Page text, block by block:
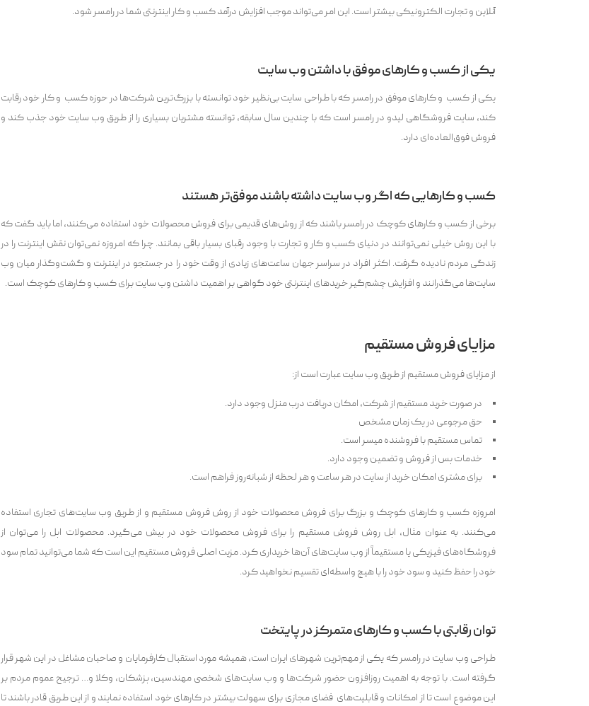
آنلاین و تجارت الکترونیکی بیشتر است. این امر می‌تواند موجب افزایش درآمد کسب ‌و کار اینترنتی شما در رامسر شود.
یکی از کسب و کار‌‌های موفق با داشتن وب سایت
یکی از کسب و کار‌‌های موفق در رامسر که با طراحی سایت بی‌نظیر خود توانسته با بزرگ‌ترین شرکت‌‌ها در حوزه کسب و کار خود رقابت
کند، سایت فروشگاهی لیدو در رامسر است که با چندین سال سابقه، توانسته مشتریان بسیاری را از طریق وب سایت خود جذب کند و
فروش فوق‌العاده‌ای دارد.
کسب و کارهایی که اگر وب سایت داشته باشند موفق‌تر هستند
برخی از کسب و کارهای کوچک در رامسر باشند که از روش‌‌های قدیمی ‌برای فروش محصولات خود استفاده می‌کنند، اما باید گفت که
با این روش خیلی نمی‌توانند در دنیای کسب و کار و تجارت با وجود رقبای بسیار باقی بمانند. چرا که امروزه نمی‌توان نقش اینترنت را در
زندگی مردم نادیده گرفت. اکثر افراد در سراسر جهان ساعت‌‌های زیادی از وقت خود را در جستجو در اینترنت و گشت‌وگذار میان وب
سایت‌‌ها می‌گذرانند و افزایش چشم‌گیر خریدهای اینترنتی خود گواهی بر اهمیت داشتن وب سایت برای کسب و کارهای کوچک است.
مزایای فروش مستقیم
از مزایای فروش مستقیم از طریق وب سایت عبارت است از:
در صورت خرید مستقیم از شرکت، امکان دریافت درب منزل وجود دارد.
حق مرجوعی در یک زمان مشخص
تماس مستقیم با فروشنده میسر است.
خدمات پس از فروش و تضمین وجود دارد.
برای مشتری امکان خرید از سایت در هر ساعت و هر لحظه از شبانه‌روز فراهم است.
امروزه کسب و کارهای کوچک و بزرگ برای فروش محصولات خود از روش فروش مستقیم و از طریق وب سایت‌‌های تجاری استفاده
می‌کنند. به عنوان مثال، اپل روش فروش مستقیم را برای فروش محصولات خود در پیش می‌گیرد. محصولات اپل را می‌توان از
فروشگاه‌‌های فیزیکی یا مستقیماً از وب سایت‌‌های آن‌ها خریداری کرد. مزیت اصلی فروش مستقیم این است که شما می‌توانید تمام سود
خود را حفظ کنید و سود خود را با هیچ واسطه‌ای تقسیم نخواهید کرد.
توان رقابتی با کسب و کارهای متمرکز در پایتخت
طراحی وب سایت در رامسر که یکی از مهم‌ترین شهر‌‌های ایران است، همیشه مورد استقبال کارفرمایان و صاحبان مشاغل در این شهر قرار
گرفته است‌‌. با توجه به اهمیت روزافزون حضور شرکت‌‌ها و وب سایت‌‌های شخصی مهندسین، پزشکان، وکلا و… ترجیح عموم مردم بر
این موضوع است تا از امکانات و قابلیت‌‌های فضای مجازی برای سهولت بیشتر در کارهای خود استفاده نمایند و از این طریق قادر باشند تا